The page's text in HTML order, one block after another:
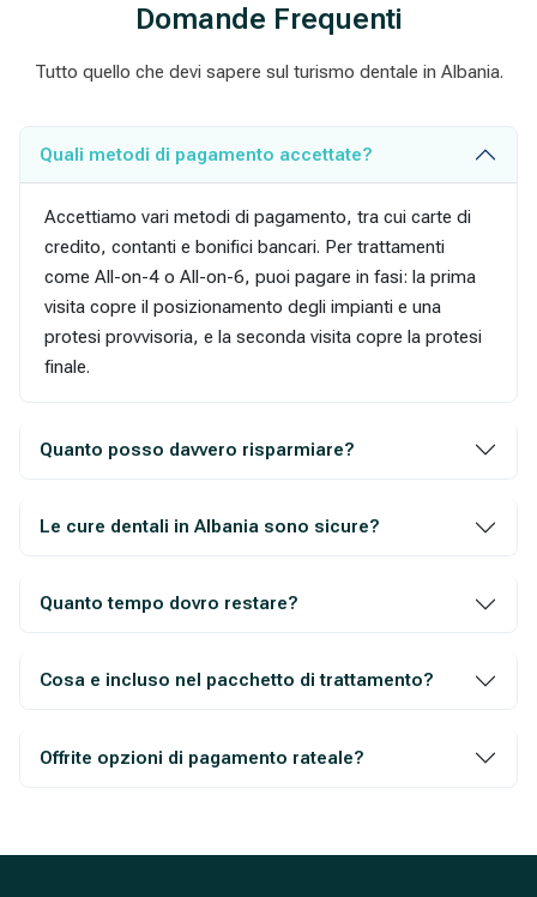
Domande Frequenti
Tutto quello che devi sapere sul turismo dentale in Albania.
Quali metodi di pagamento accettate?
Accettiamo vari metodi di pagamento, tra cui carte di
credito, contanti e bonifici bancari. Per trattamenti
come All-on-4 o All-on-6, puoi pagare in fasi: la prima
visita copre il posizionamento degli impianti e una
protesi provvisoria, e la seconda visita copre la protesi
finale.
Quanto posso davvero risparmiare?
Le cure dentali in Albania sono sicure?
Quanto tempo dovro restare?
Cosa e incluso nel pacchetto di trattamento?
Offrite opzioni di pagamento rateale?